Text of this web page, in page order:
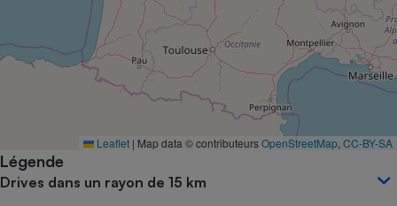
Leaflet | Map data © contributeursOpenStreetMap CC-BY-SA
Légende
Drives dans un rayon de 15 km
Complément
alimentaire
Assurance emprunteur
Petit électroménager -
Mutuelle